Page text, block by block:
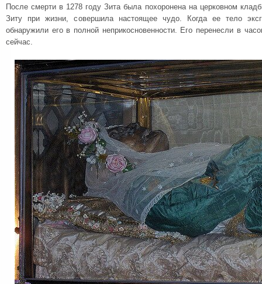
После смерти в 1278 году Зита была похоронена на церковном
Зиту при жизни, совершила настоящее чудо. Когда ее тело
обнаружили его в полной неприкосновенности. Его перенесли в
сейчас.